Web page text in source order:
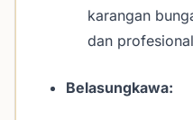
karangan
dan
Belasungkawa: